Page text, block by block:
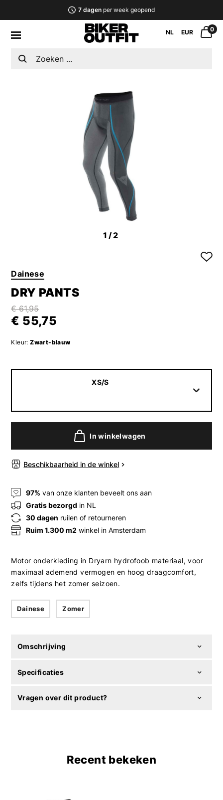
7 dagenper week geopend
NL EUR 0
1/2
Dainese
DRY PANTS
€ 61,95
€ 55,75
Kleur: Zwart-blauw
XS/S
In winkelwagen
Beschikbaarheid in de winkel
97% van onze klanten beveelt ons aan
Gratis bezorgd in NL
30 dagen ruilen of retourneren
Ruim 1.300 m2 winkel in Amsterdam
Motor onderkleding in Dryarn hydrofoob materiaal, voor
maximaal ademend vermogen en hoog draagcomfort,
zelfs tijdens het zomer seizoen.
Dainese Zomer
Omschrijving
Specificaties
Vragen over dit product?
Recent bekeken